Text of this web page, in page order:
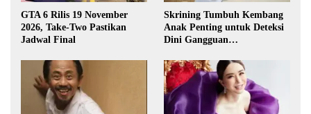
GTA 6 Rilis 19 November
2026, Take-Two Pastikan
Jadwal Final
Skrining Tumbuh Kembang
Anak Penting untuk Deteksi
Dini Gangguan